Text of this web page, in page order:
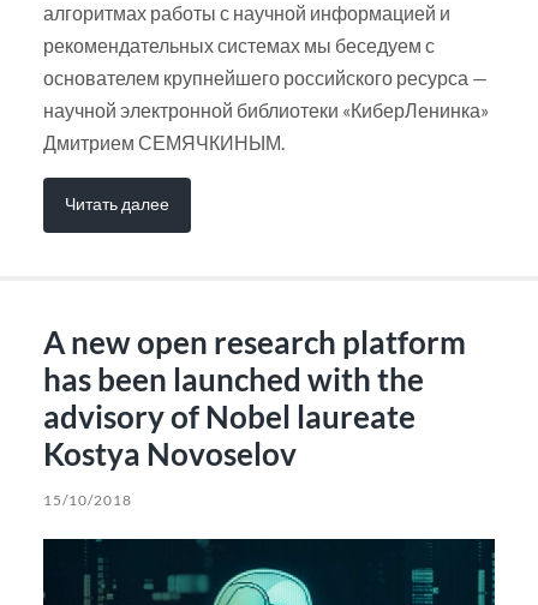
алгоритмах работы с научной информацией и
рекомендательных системах мы беседуем с
основателем крупнейшего российского ресурса —
научной электронной библиотеки «КиберЛенинка»
Дмитрием СЕМЯЧКИНЫМ.
Читать далее
A new open research platform
has been launched with the
advisory of Nobel laureate
Kostya Novoselov
15/10/2018